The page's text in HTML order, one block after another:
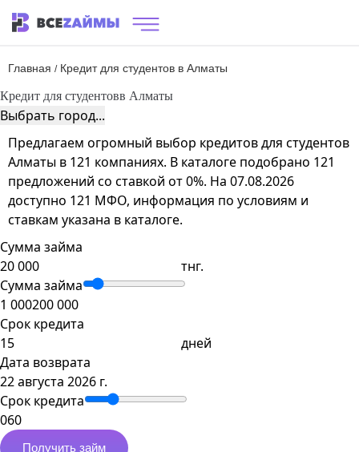
Главная / Кредит для студентов в Алматы
Кредит для студентовв Алматы
Выбрать город...
Предлагаем огромный выбор кредитов для студентов
Алматы в 121 компаниях. В каталоге подобрано 121
предложений со ставкой от 0%. На 07.08.2026
доступно 121 МФО, информация по условиям и
ставкам указана в каталоге.
Сумма займа
тнг.
Сумма займа
1 000200 000
Срок кредита
дней
Дата возврата
22 августа 2026 г.
Срок кредита
060
Получить займ